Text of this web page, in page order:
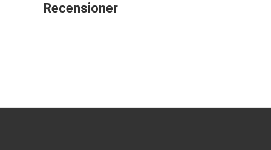
Recensioner